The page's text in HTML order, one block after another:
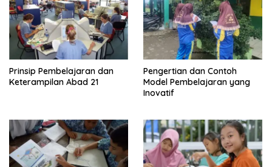
Prinsip Pembelajaran dan
Keterampilan Abad 21
Pengertian dan Contoh
Model Pembelajaran yang
Inovatif